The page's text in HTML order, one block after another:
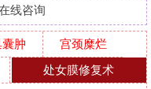
线咨询
肿
宫颈糜烂
处女膜修复术